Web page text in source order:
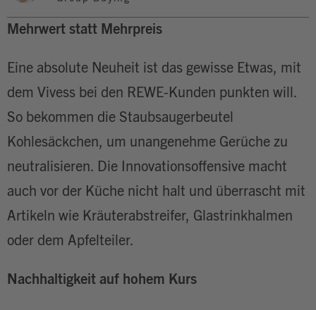
Mehrwert statt Mehrpreis
Eine absolute Neuheit ist das gewisse Etwas, mit
dem Vivess bei den REWE-Kunden punkten will.
So bekommen die Staubsaugerbeutel
Kohlesäckchen, um unangenehme Gerüche zu
neutralisieren. Die Innovationsoffensive macht
auch vor der Küche nicht halt und überrascht mit
Artikeln wie Kräuterabstreifer, Glastrinkhalmen
oder dem Apfelteiler.
Nachhaltigkeit auf hohem Kurs